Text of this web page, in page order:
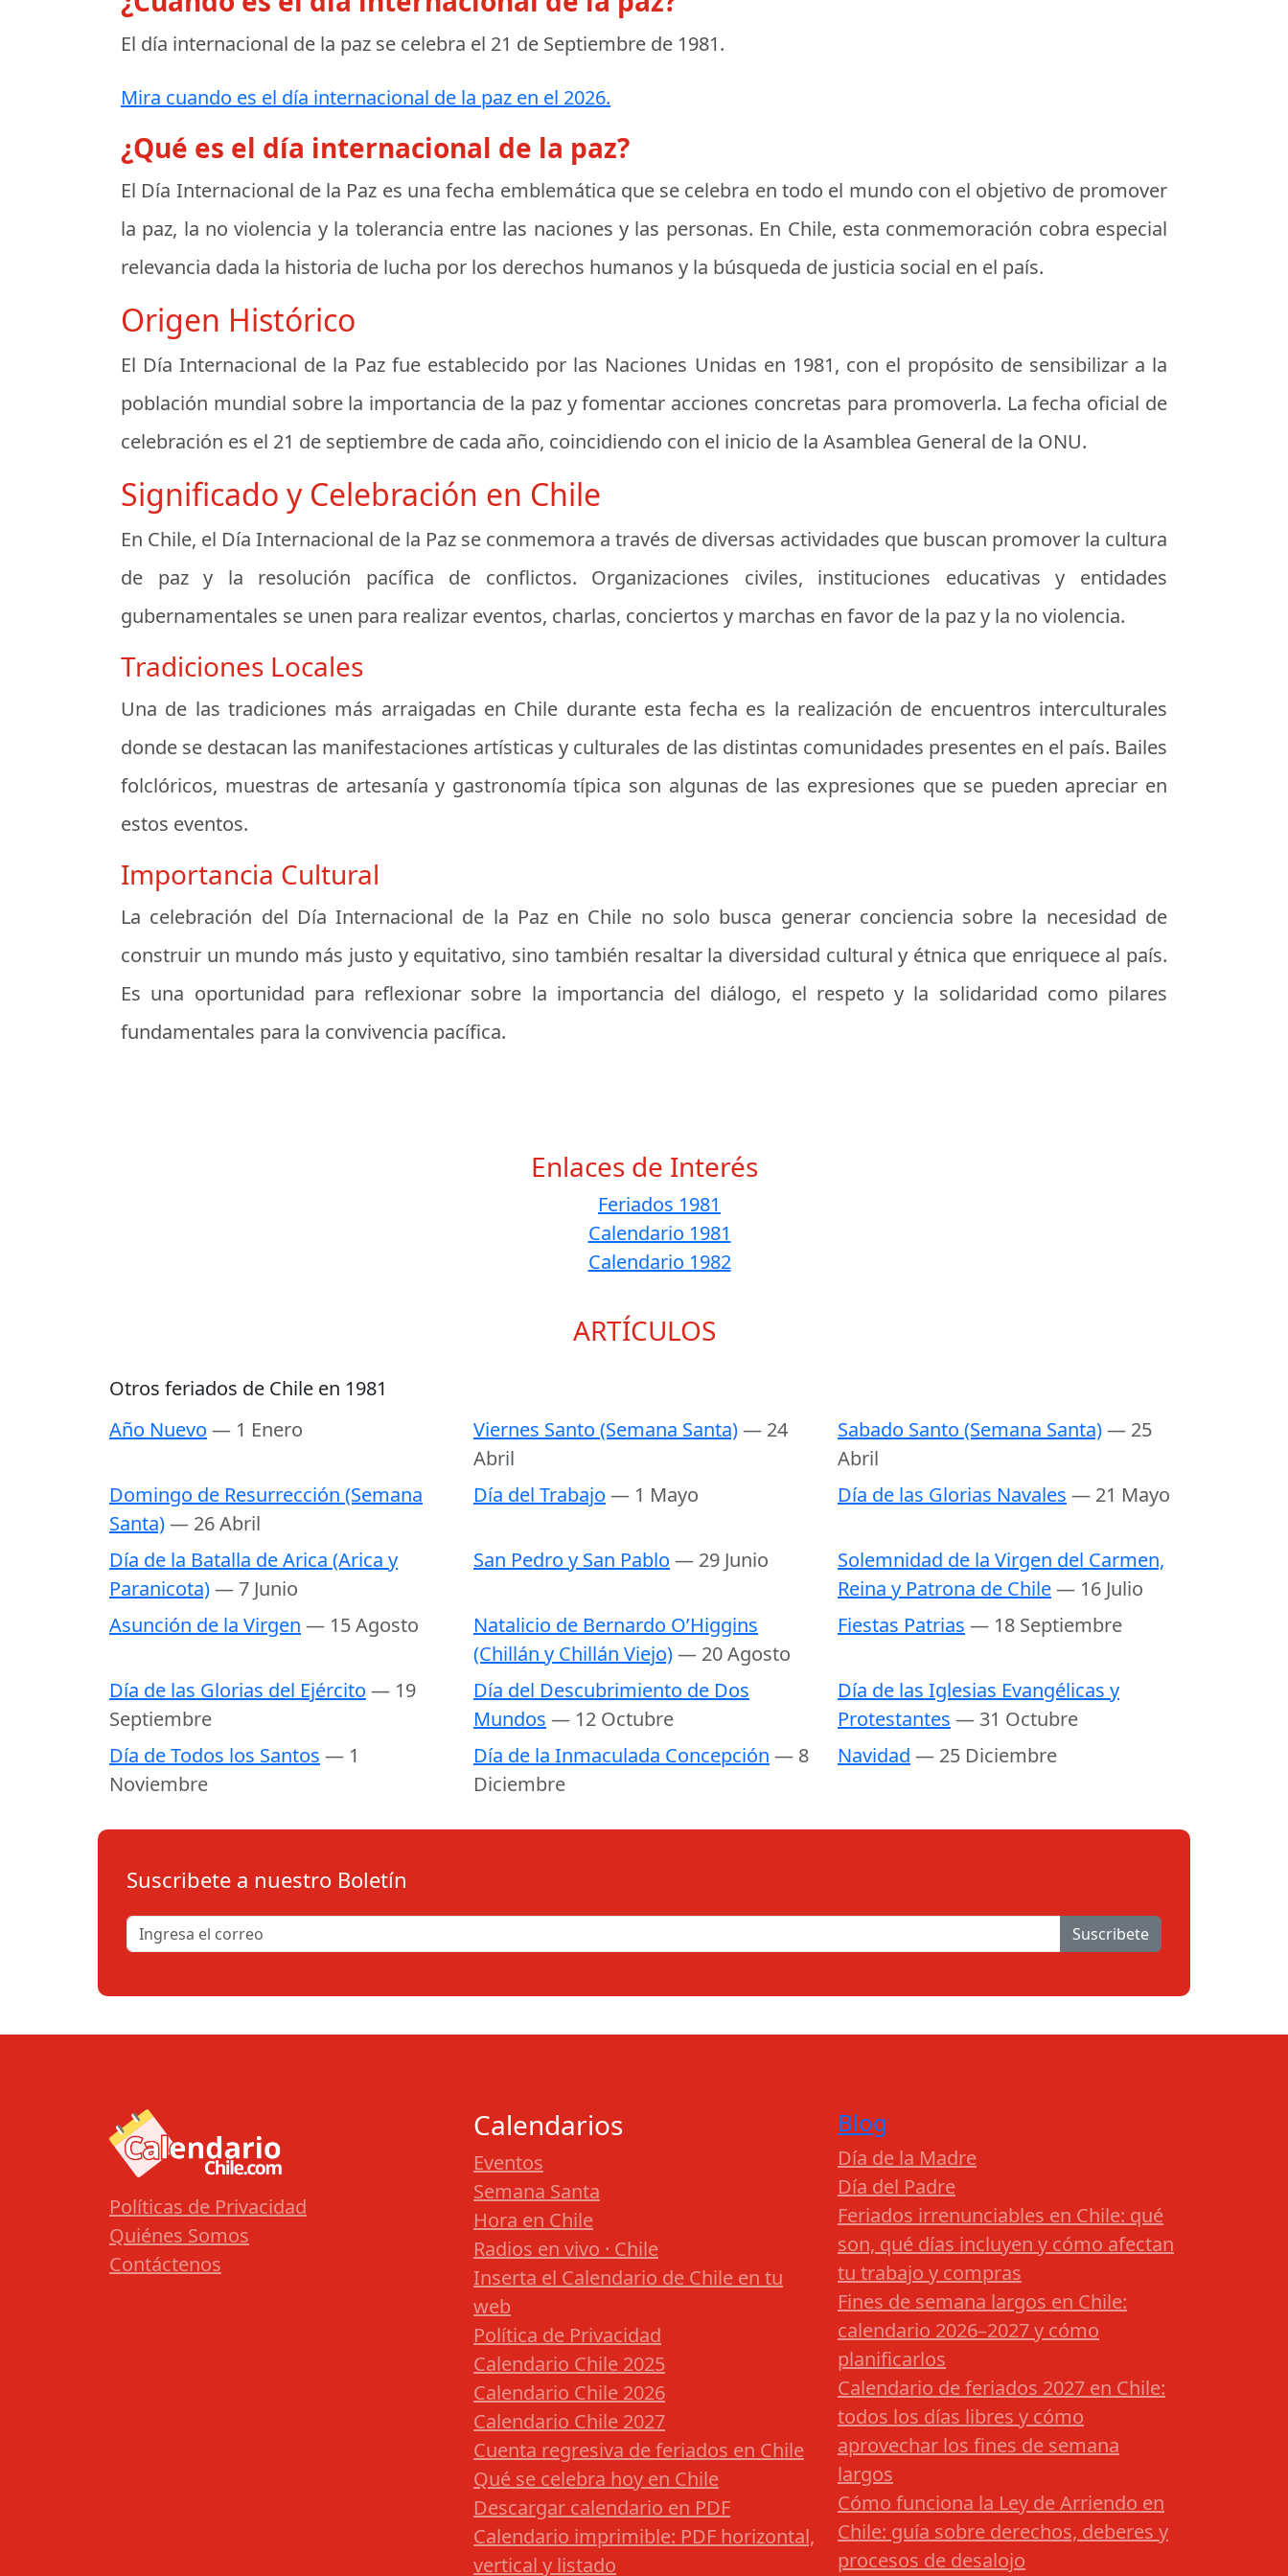
El día internacional de la paz se celebra el 21 de Septiembre de 1981.
Mira cuando es el día internacional de la paz en el 2026.
¿Qué es el día internacional de la paz?
El Día Internacional de la Paz es una fecha emblemática que se celebra en todo el mundo con el objetivo de promover
la paz, la no violencia y la tolerancia entre las naciones y las personas. En Chile, esta conmemoración cobra especial
relevancia dada la historia de lucha por los derechos humanos y la búsqueda de justicia social en el país.
Origen Histórico
El Día Internacional de la Paz fue establecido por las Naciones Unidas en 1981, con el propósito de sensibilizar a la
población mundial sobre la importancia de la paz y fomentar acciones concretas para promoverla. La fecha oficial de
celebración es el 21 de septiembre de cada año, coincidiendo con el inicio de la Asamblea General de la ONU.
Significado y Celebración en Chile
En Chile, el Día Internacional de la Paz se conmemora a través de diversas actividades que buscan promover la cultura
de paz y la resolución pacífica de conflictos. Organizaciones civiles, instituciones educativas y entidades
gubernamentales se unen para realizar eventos, charlas, conciertos y marchas en favor de la paz y la no violencia.
Tradiciones Locales
Una de las tradiciones más arraigadas en Chile durante esta fecha es la realización de encuentros interculturales
donde se destacan las manifestaciones artísticas y culturales de las distintas comunidades presentes en el país. Bailes
folclóricos, muestras de artesanía y gastronomía típica son algunas de las expresiones que se pueden apreciar en
estos eventos.
Importancia Cultural
La celebración del Día Internacional de la Paz en Chile no solo busca generar conciencia sobre la necesidad de
construir un mundo más justo y equitativo, sino también resaltar la diversidad cultural y étnica que enriquece al país.
Es una oportunidad para reflexionar sobre la importancia del diálogo, el respeto y la solidaridad como pilares
fundamentales para la convivencia pacífica.
Enlaces de Interés
Feriados 1981
Calendario 1981
Calendario 1982
ARTÍCULOS
Otros feriados de Chile en 1981
Año Nuevo — 1 Enero Viernes Santo (Semana Santa)— 24
Abril
Sabado Santo (Semana Santa)— 25
Abril
Domingo de Resurrección (Semana
Santa)— 26 Abril
Día del Trabajo — 1 Mayo Día de las Glorias Navales — 21 Mayo
Día de la Batalla de Arica (Arica y
Paranicota)— 7 Junio
San Pedro y San Pablo — 29 Junio
Solemnidad de la Virgen del Carmen,
Reina y Patrona de Chile— 16 Julio
Asunción de la Virgen — 15 Agosto
Natalicio de Bernardo O’Higgins
(Chillán y Chillán Viejo)— 20 Agosto
Fiestas Patrias — 18 Septiembre
Día de las Glorias del Ejército — 19
Septiembre
Día del Descubrimiento de Dos
Mundos — 12 Octubre
Día de las Iglesias Evangélicas y
Protestantes — 31 Octubre
Día de Todos los Santos — 1
Noviembre
Día de la Inmaculada Concepción — 8
Diciembre
Navidad — 25 Diciembre
Suscribete a nuestro Boletín
Suscribete
Políticas de Privacidad
Quiénes Somos
Contáctenos
Calendarios
Eventos
Semana Santa
Hora en Chile
Radios en vivo · Chile
Inserta el Calendario de Chile en tu
web
Política de Privacidad
Calendario Chile 2025
Calendario Chile 2026
Calendario Chile 2027
Cuenta regresiva de feriados en Chile
Qué se celebra hoy en Chile
Descargar calendario en PDF
Calendario imprimible: PDF horizontal,
vertical y listado
Blog
Día de la Madre
Día del Padre
Feriados irrenunciables en Chile: qué
son, qué días incluyen y cómo afectan
tu trabajo y compras
Fines de semana largos en Chile:
calendario 2026–2027 y cómo
planificarlos
Calendario de feriados 2027 en Chile:
todos los días libres y cómo
aprovechar los fines de semana
largos
Cómo funciona la Ley de Arriendo en
Chile: guía sobre derechos, deberes y
procesos de desalojo